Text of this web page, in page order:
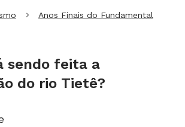
Anos Finais do Fundamental
sendo feita a
do rio Tietê?